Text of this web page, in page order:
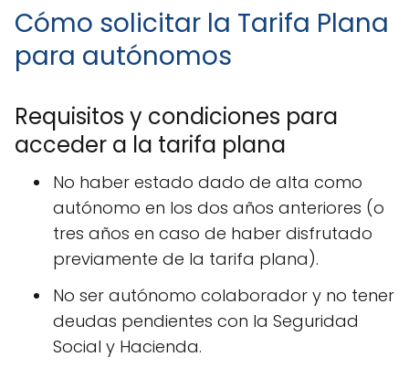
Cómo solicitar la Tarifa Plana
para autónomos
Requisitos y condiciones para
acceder a la tarifa plana
No haber estado dado de alta como
autónomo en los dos años anteriores (o
tres años en caso de haber disfrutado
previamente de la tarifa plana).
No ser autónomo colaborador y no tener
deudas pendientes con la Seguridad
Social y Hacienda.